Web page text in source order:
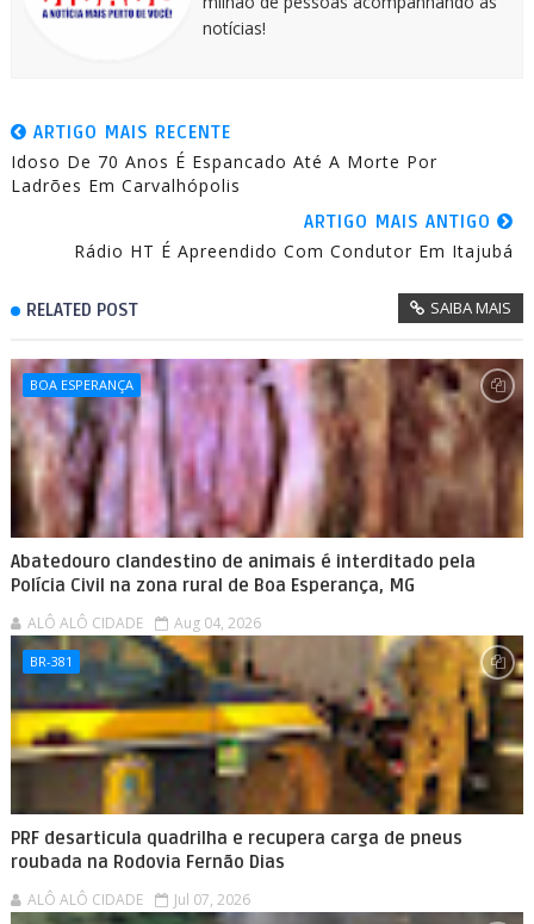
notícias!
ARTIGO MAIS RECENTE
Idoso De 70 Anos É Espancado Até A Morte Por
Ladrões Em Carvalhópolis
ARTIGO MAIS ANTIGO
Rádio HT É Apreendido Com Condutor Em Itajubá
RELATED POST SAIBA MAIS
BOA ESPERANÇA
Abatedouro clandestino de animais é interditado pela
Polícia Civil na zona rural de Boa Esperança, MG
ALÔ ALÔ CIDADE Aug 04, 2026
BR-381
PRF desarticula quadrilha e recupera carga de pneus
roubada na Rodovia Fernão Dias
ALÔ ALÔ CIDADE Jul 07, 2026